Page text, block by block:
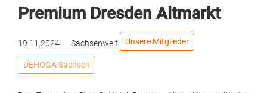
Premium Dresden Altmarkt
19.11.2024 Sachsenweit Unsere Mitglieder
DEHOGA Sachsen